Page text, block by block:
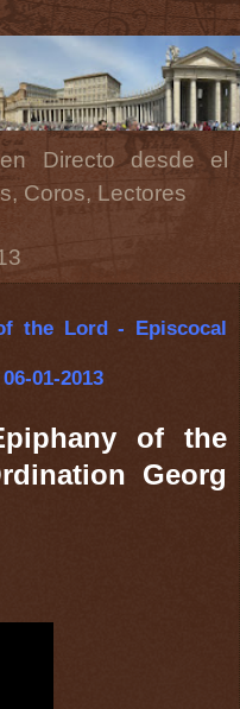
Directo desde el
Coros, Lectores
the Lord - Episcocal
01-2013
of the
Georg